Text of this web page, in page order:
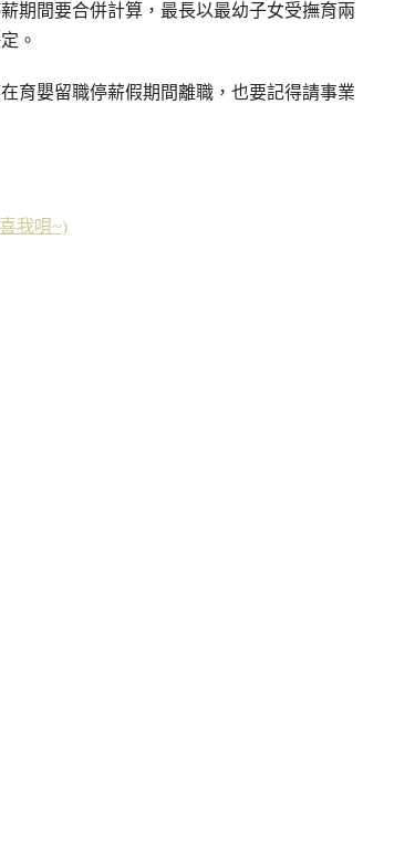
期間要合併計算，最長以最幼子女受撫育兩
。
育嬰留職停薪假期間離職，也要記得請事業
我唄~)